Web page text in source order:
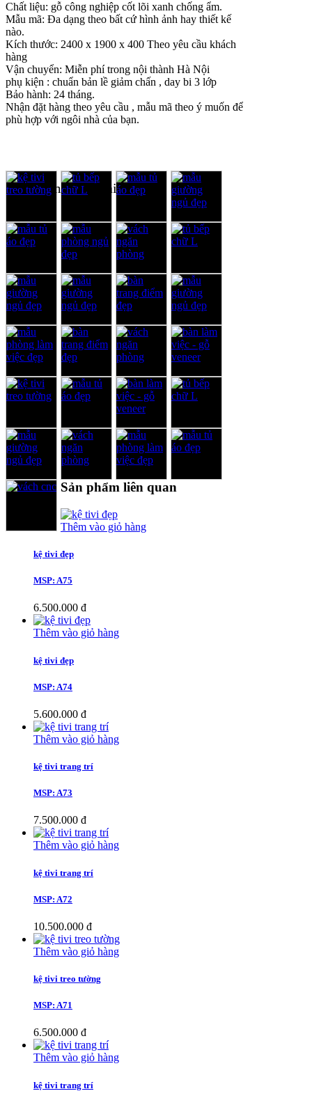
Chất liệu: gỗ công nghiệp cốt lõi xanh chống ẩm.
Mẫu mã: Đa dạng theo bất cứ hình ảnh hay thiết kế
nào.
Kích thước: 2400 x 1900 x 400 Theo yêu cầu khách
hàng
Vận chuyển: Miễn phí trong nội thành Hà Nội
phụ kiện : chuẩn bản lề giảm chấn , day bi 3 lớp
Bảo hành: 24 tháng.
Nhận đặt hàng theo yêu cầu , mẫu mã theo ý muốn để
phù hợp với ngôi nhà của bạn.
Sản phẩm cùng loại
Sản phẩm liên quan
Thêm vào giỏ hàng
kệ tivi đẹp
MSP: A75
6.500.000 đ
Thêm vào giỏ hàng
kệ tivi đẹp
MSP: A74
5.600.000 đ
Thêm vào giỏ hàng
kệ tivi trang trí
MSP: A73
7.500.000 đ
Thêm vào giỏ hàng
kệ tivi trang trí
MSP: A72
10.500.000 đ
Thêm vào giỏ hàng
kệ tivi treo tường
MSP: A71
6.500.000 đ
Thêm vào giỏ hàng
kệ tivi trang trí